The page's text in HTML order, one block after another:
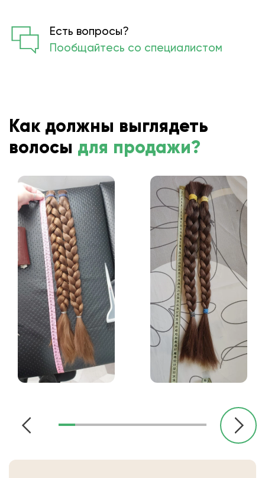
Есть вопросы?
Пообщайтесь со специалистом
Как должны выглядеть
волосы для продажи?